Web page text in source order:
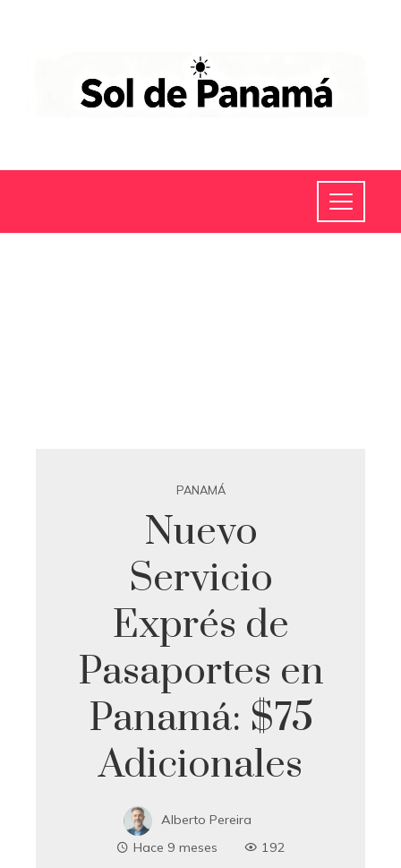
PANAMÁ
Nuevo
Servicio
Exprés de
Pasaportes en
Panamá: $75
Adicionales
Alberto Pereira
Hace 9 meses
192